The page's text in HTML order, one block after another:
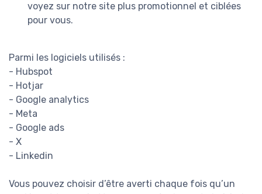
voyez sur notre site plus promotionnel et ciblées
pour vous.
Parmi les logiciels utilisés :
- Hubspot
- Hotjar
- Google analytics
- Meta
- Google ads
- X
- Linkedin
Vous pouvez choisir d’être averti chaque fois qu’un